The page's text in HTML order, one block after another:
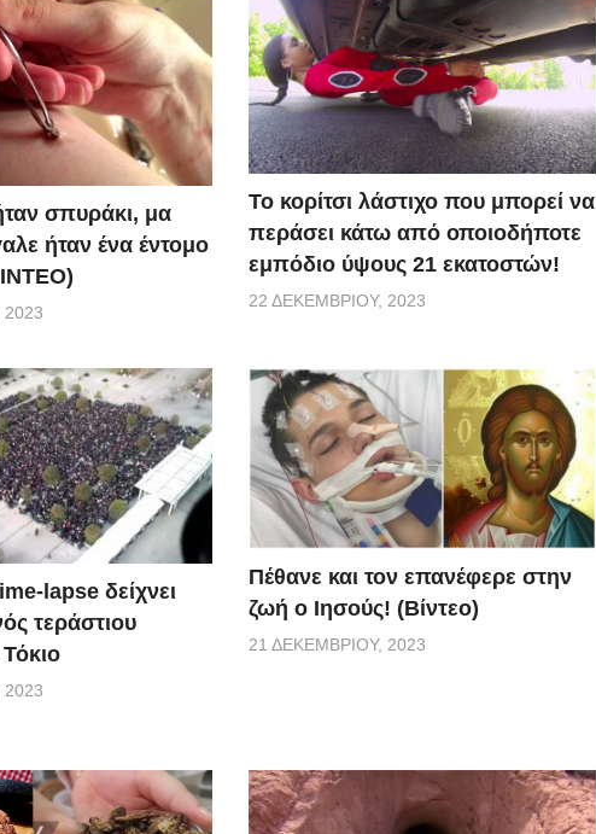
σπυράκι, μα
ήταν ένα έντομο
Το κορίτσι λάστιχο που μπορεί να
περάσει κάτω από οποιοδήποτε
εμπόδιο ύψους 21 εκατοστών!
22 ΔΕΚΕΜΒΡΊΟΥ, 2023
lapse δείχνει
τεράστιου
Πέθανε και τον επανέφερε στην
ζωή ο Ιησούς! (Βίντεο)
21 ΔΕΚΕΜΒΡΊΟΥ, 2023